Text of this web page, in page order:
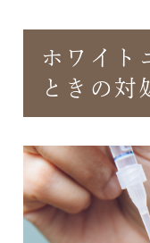
ホワイト
ときの対